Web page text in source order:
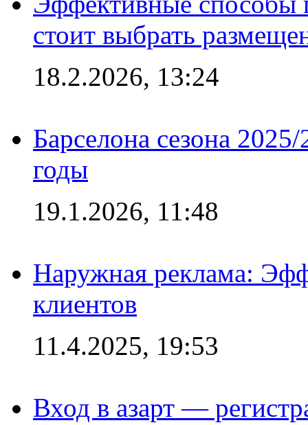
стоит выбрать
18.2.2026, 13:24
Барселона сезона
годы
19.1.2026, 11:48
Наружная реклама:
клиентов
11.4.2025, 19:53
Вход в азарт —